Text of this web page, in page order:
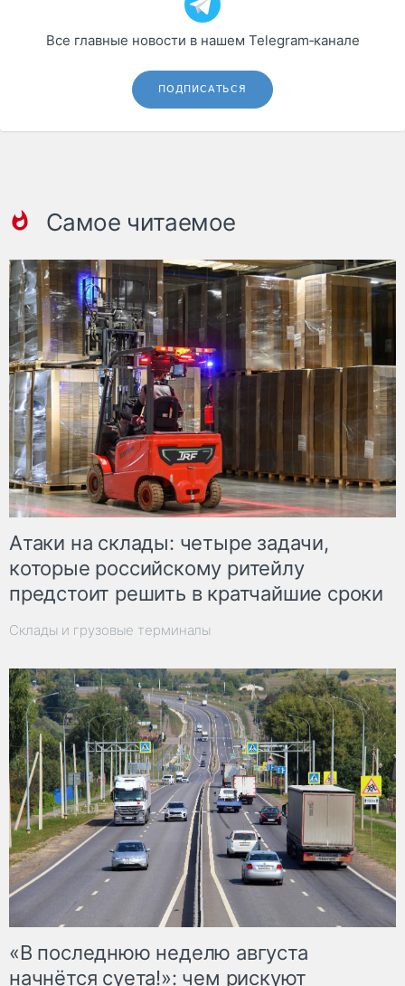
транспорт
Спецтехника
Автосервис,
запчасти, шины
Дзен
Все главные новости в нашем Telegram‑канале
ПОДПИСАТЬСЯ
Самое читаемое
Атаки на склады: четыре задачи,
которые российскому ритейлу
предстоит решить в кратчайшие сроки
Склады и грузовые терминалы
«В последнюю неделю августа
начнётся суета!»: чем рискуют